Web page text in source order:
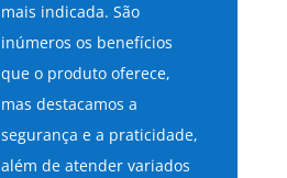
mais indicada. São
inúmeros os benefícios
que o produto oferece,
mas destacamos a
segurança e a praticidade,
além de atender variados